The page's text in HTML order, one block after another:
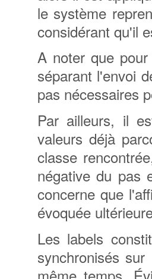
le système
considérant qu'il
A noter que
séparant l'envoi
pas nécessaires
Par ailleurs, il
valeurs déjà
classe
négative du pas
concerne que
évoquée
Les labels
synchronisés